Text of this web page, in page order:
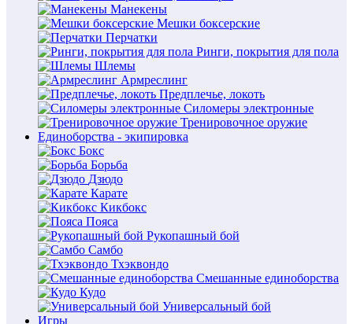
Манекены
Мешки боксерские
Перчатки
Ринги, покрытия для пола
Шлемы
Армреслинг
Предплечье, локоть
Силомеры электронные
Тренировочное оружие
Единоборства - экипировка
Бокс
Борьба
Дзюдо
Карате
Кикбокс
Пояса
Рукопашный бой
Самбо
Тхэквондо
Смешанные единоборства
Кудо
Универсальный бой
Игры